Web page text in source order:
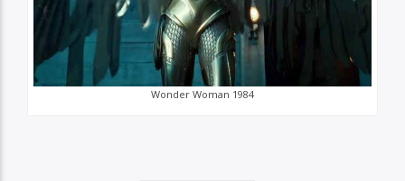
Wonder Woman 1984